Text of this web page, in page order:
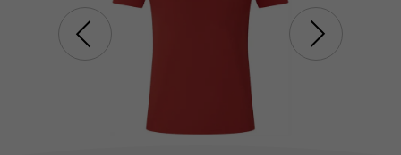
Nowości
Superoferta